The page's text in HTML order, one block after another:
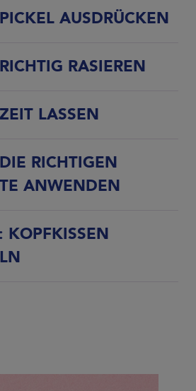
AUSDRÜCKEN
RASIEREN
LASSEN
RICHTIGEN
ANWENDEN
KOPFKISSEN